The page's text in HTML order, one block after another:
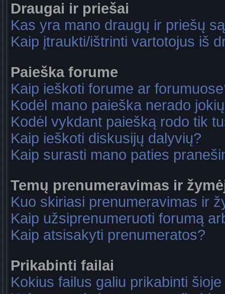
Draugai ir priešai
Kas yra mano draugų ir priešų
Kaip įtraukti/ištrinti vartotojus iš
Paieška forume
Kaip ieškoti forume ar
Kodėl mano paieška nerado
Kodėl vykdant paiešką rodo tik
Kaip ieškoti diskusijų dalyvių?
Kaip surasti mano paties
Temų prenumeravimas ir
Kuo skiriasi prenumeravimas ir
Kaip užsiprenumeruoti forumą
Kaip atsisakyti prenumeratos?
Prikabinti failai
Kokius failus galiu prikabinti